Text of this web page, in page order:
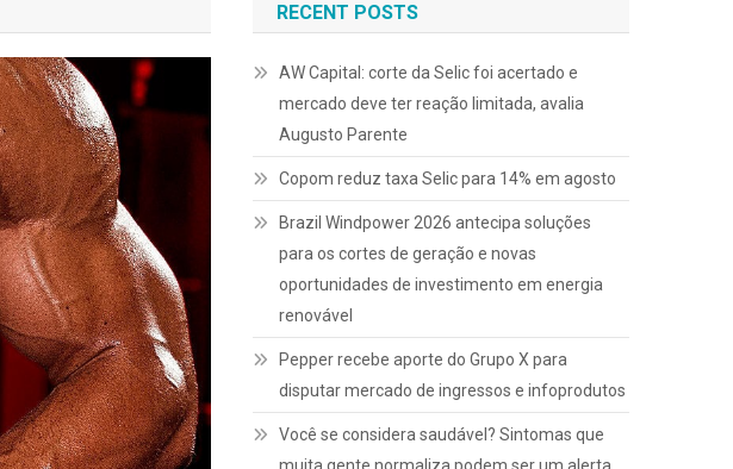
RECENT POSTS
AW Capital: corte da Selic foi acertado e
mercado deve ter reação limitada, avalia
Augusto Parente
Copom reduz taxa Selic para 14% em agosto
Brazil Windpower 2026 antecipa soluções
para os cortes de geração e novas
oportunidades de investimento em energia
renovável
Pepper recebe aporte do Grupo X para
disputar mercado de ingressos e infoprodutos
Você se considera saudável? Sintomas que